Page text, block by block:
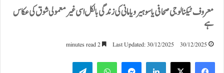
معروف ٹیکنالوجی صحافی یاسوہیرو یامانی کی زندگی بالکل اسی غیر معمولی شوق کی عکاس
ہے
30/12/2025
Last Updated: 30/12/2025
LinkedIn
WhatsApp